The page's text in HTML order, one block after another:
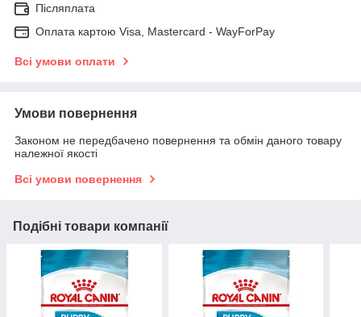
Післяплата
Оплата картою Visa, Mastercard - WayForPay
Всі умови оплати
Умови повернення
Законом не передбачено повернення та обмін даного товару
належної якості
Всі умови повернення
Подібні товари компанії